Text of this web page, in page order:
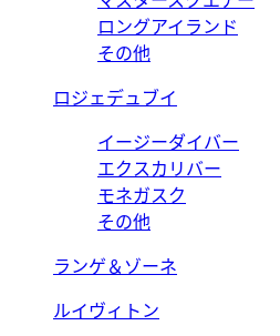
ロングアイランド
その他
ロジェデュブイ
イージーダイバー
エクスカリバー
モネガスク
その他
ランゲ＆ゾーネ
ルイヴィトン